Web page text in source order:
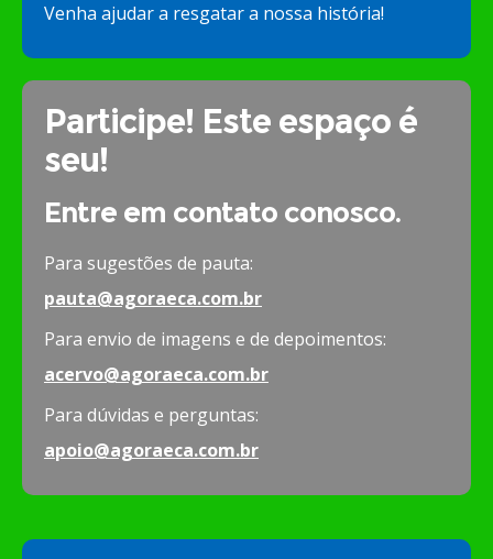
Venha ajudar a resgatar a nossa história!
Participe! Este espaço é
seu!
Entre em contato conosco.
Para sugestões de pauta:
pauta@agoraeca.com.br
Para envio de imagens e de depoimentos:
acervo@agoraeca.com.br
Para dúvidas e perguntas:
apoio@agoraeca.com.br